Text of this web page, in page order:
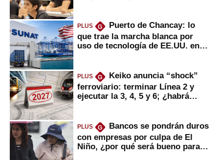
PLUS G
Puerto de Chancay: lo
que trae la marcha blanca por
uso de tecnología de EE.UU. en
PLUS G
Keiko anuncia “shock”
ferroviario: terminar Línea 2 y
ejecutar la 3, 4, 5 y 6; ¿habrá
PLUS G
Bancos se pondrán duros
con empresas por culpa de El
Niño, ¿por qué será bueno para